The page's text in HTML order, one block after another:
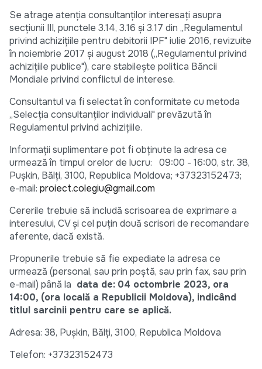
Se atrage atenția consultanților interesați asupra
secțiunii III, punctele 3.14, 3.16 și 3.17 din „Regulamentul
privind achizițiile pentru debitorii IPF" iulie 2016, revizuite
în noiembrie 2017 și august 2018 („Regulamentul privind
achizițiile publice"), care stabilește politica Băncii
Mondiale privind conflictul de interese.
Consultantul va fi selectat în conformitate cu metoda
„Selecția consultanților individuali" prevăzută în
Regulamentul privind achizițiile.
Informații suplimentare pot fi obținute la adresa ce
urmează în timpul orelor de lucru: 09:00 - 16:00, str. 38,
Pușkin, Bălți, 3100, Republica Moldova; +37323152473;
e-mail: proiect.colegiu@gmail.com
Cererile trebuie să includă scrisoarea de exprimare a
interesului, CV și cel puțin două scrisori de recomandare
aferente, dacă există.
Propunerile trebuie să fie expediate la adresa ce
urmează (personal, sau prin poștă, sau prin fax, sau prin
e-mail) până la data de: 04 octombrie 2023, ora
14:00, (ora locală a Republicii Moldova), indicând
titlul sarcinii pentru care se aplică.
Adresa: 38, Pușkin, Bălți, 3100, Republica Moldova
Telefon: +37323152473